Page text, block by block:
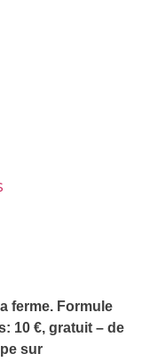
ferme. Formule
10 €, gratuit – de
sur